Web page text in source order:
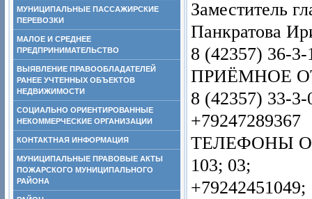
МУНИЦИПАЛЬНЫЕ ПАССАЖИРСКИЕ
ПЕРЕВОЗКИ
МАЛОЕ И СРЕДНЕЕ
ПРЕДПРИНИМАТЕЛЬСТВО
ВЫЯВЛЕНИЕ ПРАВООБЛАДАТЕЛЕЙ
РАНЕЕ УЧТЕННЫХ ОБЪЕКТОВ
НЕДВИЖИМОСТИ
СОЦИАЛЬНО ОРИЕНТИРОВАННЫЕ
НЕКОММЕРЧЕСКИЕ ОРГАНИЗАЦИИ
КОНТАКТНАЯ ИНФОРМАЦИЯ
МУНИЦИПАЛЬНЫЕ ПРАВОВЫЕ АКТЫ
ПОЖАРСКОГО МУНИЦИПАЛЬНОГО
РАЙОНА
Заместитель
Панкратова
8 (42357) 36-3-
ПРИЁМНОЕ
8 (42357) 33-3-
+79247289367
ТЕЛЕФОНЫ
103; 03;
+79242451049;